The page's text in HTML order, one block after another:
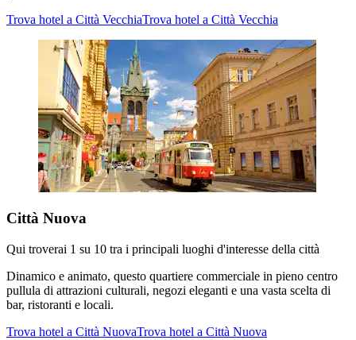
Trova hotel a Città VecchiaTrova hotel a Città Vecchia
Città Nuova
Qui troverai 1 su 10 tra i principali luoghi d'interesse della città
Dinamico e animato, questo quartiere commerciale in pieno centro
pullula di attrazioni culturali, negozi eleganti e una vasta scelta di
bar, ristoranti e locali.
Trova hotel a Città NuovaTrova hotel a Città Nuova